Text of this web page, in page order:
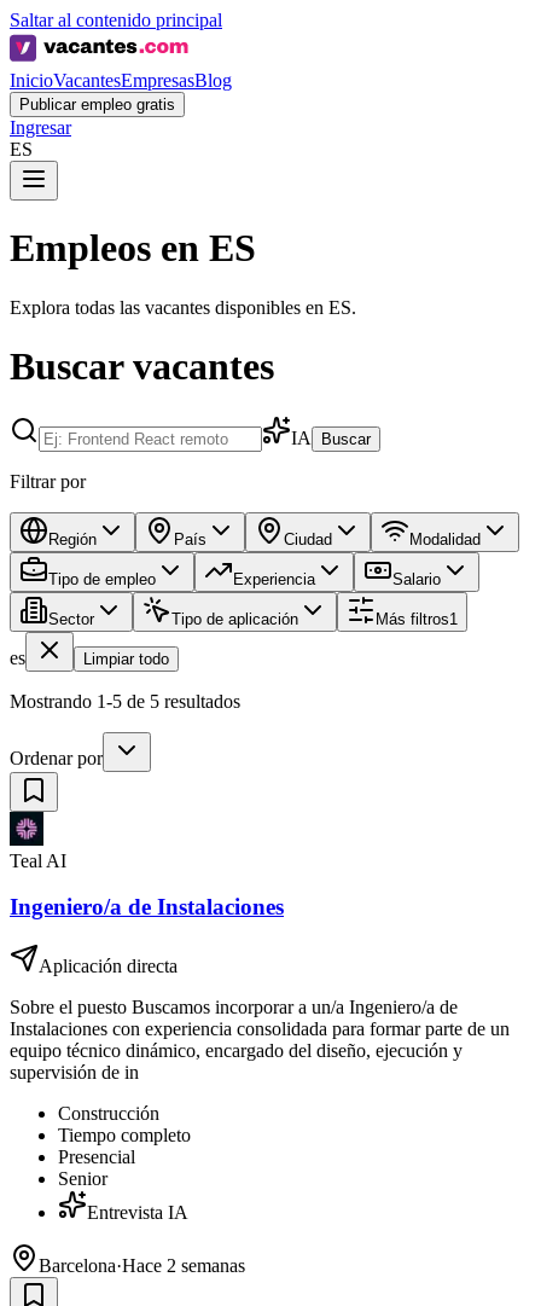
Saltar al contenido principal
InicioVacantesEmpresasBlog
Publicar empleo gratis
Ingresar
ES
Empleos en ES
Explora todas las vacantes disponibles en ES.
Buscar vacantes
IA Buscar
Filtrar por
Región País Ciudad Modalidad
Tipo de empleo Experiencia Salario
Sector Tipo de aplicación Más filtros1
es Limpiar todo
Mostrando 1-5 de 5 resultados
Ordenar por
Teal AI
Ingeniero/a de Instalaciones
Aplicación directa
Sobre el puesto Buscamos incorporar a un/a Ingeniero/a de
Instalaciones con experiencia consolidada para formar parte de un
equipo técnico dinámico, encargado del diseño, ejecución y
supervisión de in
Construcción
Tiempo completo
Presencial
Senior
Entrevista IA
Barcelona·Hace 2 semanas